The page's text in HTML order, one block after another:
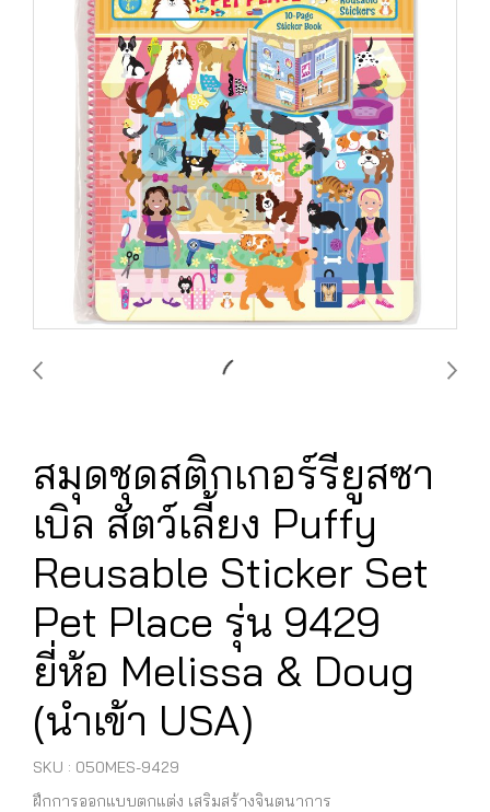
สมุดชุดสติกเกอร์รียูสซา
เบิล สัตว์เลี้ยง Puffy
Reusable Sticker Set
Pet Place รุ่น 9429
ยี่ห้อ Melissa & Doug
(นำเข้า USA)
SKU : 050MES-9429
ฝึกการออกแบบตกแต่ง เสริมสร้างจินตนาการ